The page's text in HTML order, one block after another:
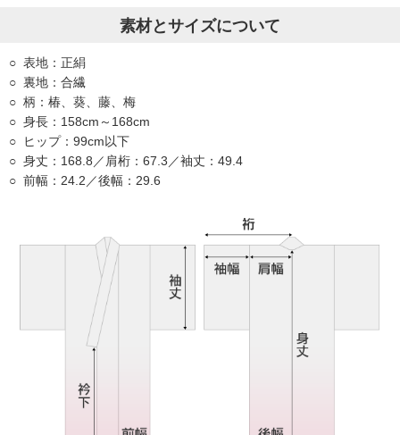
素材とサイズについて
表地：正絹
裏地：合繊
柄：椿、葵、藤、梅
身長：158cm～168cm
ヒップ：99cm以下
身丈：168.8／肩桁：67.3／袖丈：49.4
前幅：24.2／後幅：29.6